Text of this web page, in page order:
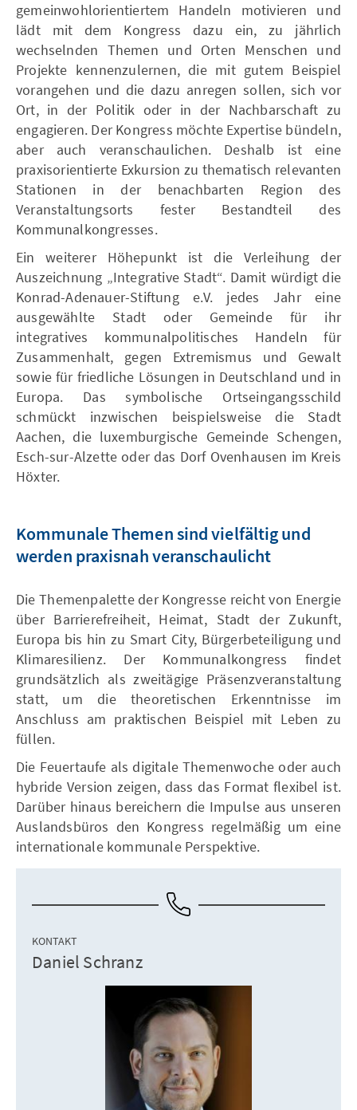
gemeinwohlorientiertem Handeln motivieren und
lädt mit dem Kongress dazu ein, zu jährlich
wechselnden Themen und Orten Menschen und
Projekte kennenzulernen, die mit gutem Beispiel
vorangehen und die dazu anregen sollen, sich vor
Ort, in der Politik oder in der Nachbarschaft zu
engagieren. Der Kongress möchte Expertise bündeln,
aber auch veranschaulichen. Deshalb ist eine
praxisorientierte Exkursion zu thematisch relevanten
Stationen in der benachbarten Region des
Veranstaltungsorts fester Bestandteil des
Kommunalkongresses.
Ein weiterer Höhepunkt ist die Verleihung der
Auszeichnung „Integrative Stadt“. Damit würdigt die
Konrad-Adenauer-Stiftung e.V. jedes Jahr eine
ausgewählte Stadt oder Gemeinde für ihr
integratives kommunalpolitisches Handeln für
Zusammenhalt, gegen Extremismus und Gewalt
sowie für friedliche Lösungen in Deutschland und in
Europa. Das symbolische Ortseingangsschild
schmückt inzwischen beispielsweise die Stadt
Aachen, die luxemburgische Gemeinde Schengen,
Esch-sur-Alzette oder das Dorf Ovenhausen im Kreis
Höxter.
Kommunale Themen sind vielfältig und
werden praxisnah veranschaulicht
Die Themenpalette der Kongresse reicht von Energie
über Barrierefreiheit, Heimat, Stadt der Zukunft,
Europa bis hin zu Smart City, Bürgerbeteiligung und
Klimaresilienz. Der Kommunalkongress findet
grundsätzlich als zweitägige Präsenzveranstaltung
statt, um die theoretischen Erkenntnisse im
Anschluss am praktischen Beispiel mit Leben zu
füllen.
Die Feuertaufe als digitale Themenwoche oder auch
hybride Version zeigen, dass das Format flexibel ist.
Darüber hinaus bereichern die Impulse aus unseren
Auslandsbüros den Kongress regelmäßig um eine
internationale kommunale Perspektive.
KONTAKT
Daniel Schranz